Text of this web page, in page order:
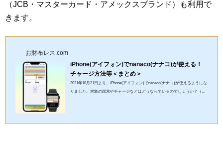
（JCB・マスターカード・アメックスブランド）も利用で
きます。
お財布レス.com
iPhone(アイフォン)でnanaco(ナナコ)が使える！
チャージ方法等＜まとめ＞
2021年10月21日より、iPhone(アイフォン)でnanaco(ナナコ)が使えるようにな
りました。対象の端末やチャージなどはどうなっているのでしょうか？（画